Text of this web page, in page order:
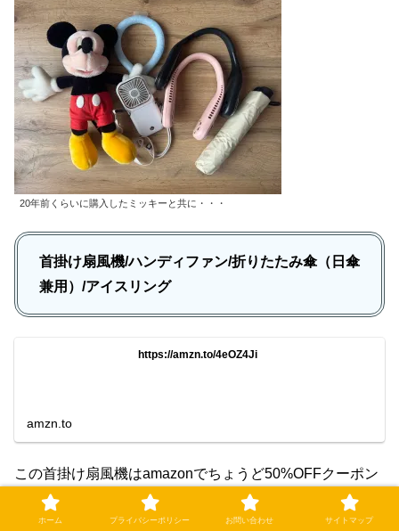
20年前くらいに購入したミッキーと共に・・・
首掛け扇風機/ハンディファン/折りたたみ傘（日傘
兼用）/アイスリング
https://amzn.to/4eOZ4Ji
amzn.to
この首掛け扇風機はamazonでちょうど50%OFFクーポン
が出ていたことと、フル充電の状態で最大16時間持つと
いうことが決め手でした。
ホーム プライバシーポリシー お問い合わせ サイトマップ